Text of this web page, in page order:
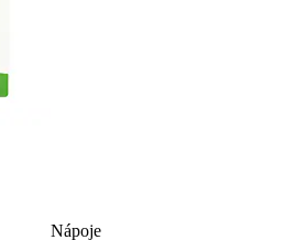
Nápoje